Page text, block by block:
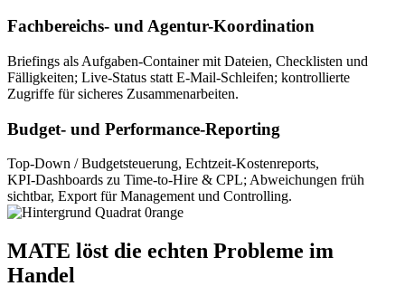
Fachbereichs- und Agentur-Koordination
Briefings als Aufgaben‑Container mit Dateien, Checklisten und
Fälligkeiten; Live‑Status statt E‑Mail‑Schleifen; kontrollierte
Zugriffe für sicheres Zusammenarbeiten.
Budget- und Performance-Reporting
Top‑Down / Budgetsteuerung, Echtzeit‑Kostenreports,
KPI‑Dashboards zu Time‑to‑Hire & CPL; Abweichungen früh
sichtbar, Export für Management und Controlling.
MATE löst die echten Probleme im
Handel